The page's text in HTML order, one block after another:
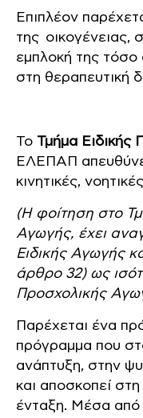
Επιπλέον
της οικογένειας,
εμπλοκή της τόσο
στη θεραπευτική
Το Τμήμα Ειδικής
ΕΛΕΠΑΠ
κινητικές,
(Η φοίτηση στο
Αγωγής, έχει
Ειδικής Αγωγής
άρθρο 32) ως
Προσχολικής
Παρέχεται ένα
πρόγραμμα που
ανάπτυξη, στην
και αποσκοπεί στη
ένταξη. Μέσα από